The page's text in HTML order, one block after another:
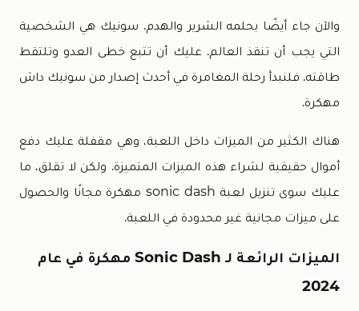
والآن جاء أيضًا بحلمه الشرير والهدم. سونيك هي الشخصية
التي يجب أن تنقذ العالم. عليك أن تتبع خطى العدو وتلتقط
طاقته. فلنبدأ رحلة المغامرة في أحدث إصدار من سونيك داش
مهكرة.
هناك الكثير من الميزات داخل اللعبة، وهي مقفلة عليك دفع
أموال حقيقية لشراء هذه الميزات المتميزة. ولكن لا تقلق، ما
عليك سوى تنزيل لعبة sonic dash مهكرة مجانًا والحصول
على ميزات مجانية غير محدودة في اللعبة.
الميزات الرائعة لـ Sonic Dash مهكرة في عام
2024